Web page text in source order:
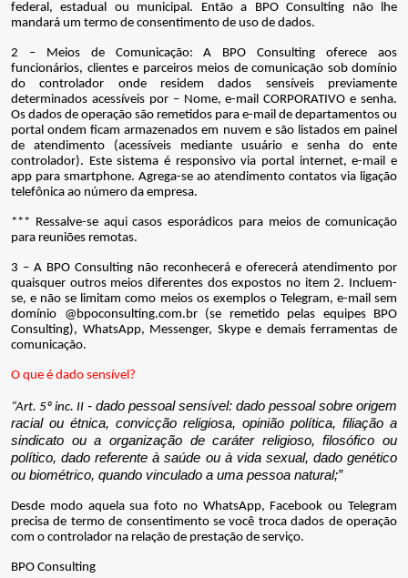
federal, estadual ou municipal. Então a BPO Consulting não lhe
mandará um termo de consentimento de uso de dados.
2 – Meios de Comunicação: A BPO Consulting oferece aos
funcionários, clientes e parceiros meios de comunicação sob domínio
do controlador onde residem dados sensíveis previamente
determinados acessíveis por – Nome, e-mail CORPORATIVO e senha.
Os dados de operação são remetidos para e-mail de departamentos ou
portal ondem ficam armazenados em nuvem e são listados em painel
de atendimento (acessíveis mediante usuário e senha do ente
controlador). Este sistema é responsivo via portal internet, e-mail e
app para smartphone. Agrega-se ao atendimento contatos via ligação
telefônica ao número da empresa.
*** Ressalve-se aqui casos esporádicos para meios de comunicação
para reuniões remotas.
3 – A BPO Consulting não reconhecerá e oferecerá atendimento por
quaisquer outros meios diferentes dos expostos no item 2. Incluem-
se, e não se limitam como meios os exemplos o Telegram, e-mail sem
domínio @bpoconsulting.com.br (se remetido pelas equipes BPO
Consulting), WhatsApp, Messenger, Skype e demais ferramentas de
comunicação.
O que é dado sensível?
“Art. 5º inc. II - dado pessoal sensível: dado pessoal sobre origem
racial ou étnica, convicção religiosa, opinião política, filiação a
sindicato ou a organização de caráter religioso, filosófico ou
político, dado referente à saúde ou à vida sexual, dado genético
ou biométrico, quando vinculado a uma pessoa natural;”
Desde modo aquela sua foto no WhatsApp, Facebook ou Telegram
precisa de termo de consentimento se você troca dados de operação
com o controlador na relação de prestação de serviço.
BPO Consulting